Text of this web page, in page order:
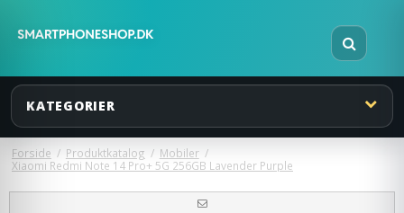
KATEGORIER
Forside / Produktkatalog / Mobiler /
Xiaomi Redmi Note 14 Pro+ 5G 256GB Lavender Purple